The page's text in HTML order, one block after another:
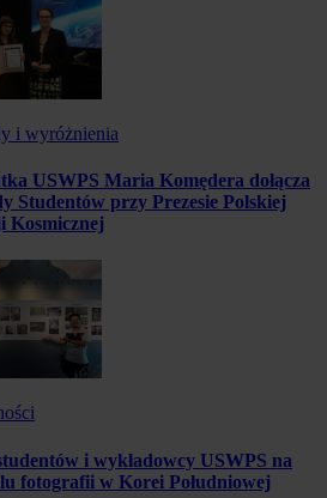
i wyróżnienia
USWPS Maria Komędera dołącza
Studentów przy Prezesie Polskiej
Kosmicznej
i wykładowcy USWPS na
fotografii w Korei Południowej